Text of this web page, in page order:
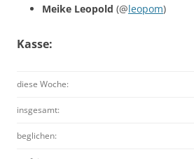
Meike Leopold (@leopom)
Kasse:
diese Woche:
insgesamt:
beglichen: